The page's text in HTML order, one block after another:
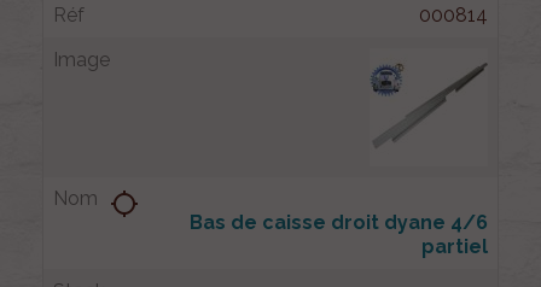
000814
Bas de caisse droit dyane 4/6
partiel
location_searching